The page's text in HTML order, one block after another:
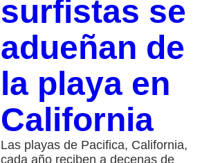
surfistas se
adueñan de
la playa en
California
Las playas de Pacifica, California,
cada año reciben a decenas de